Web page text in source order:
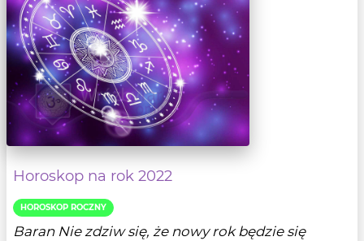
Horoskop na rok 2022
HOROSKOP ROCZNY
Baran Nie zdziw się, że nowy rok będzie się